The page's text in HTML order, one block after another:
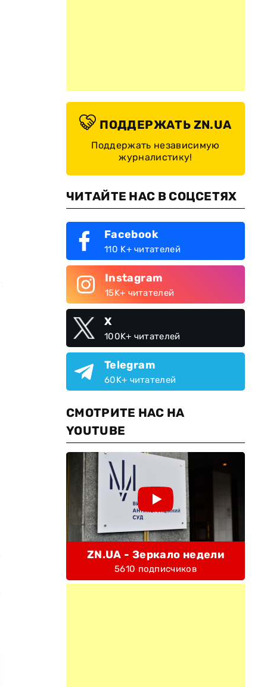
ПОДДЕРЖАТЬ ZN.UA
Поддержать независимую
журналистику!
ЧИТАЙТЕ НАС В СОЦСЕТЯХ
Facebook
110 K+ читателей
Instagram
15K+ читателей
X
100K+ читателей
Telegram
60K+ читателей
СМОТРИТЕ НАС НА
YOUTUBE
ZN.UA - Зеркало недели
5610 подписчиков